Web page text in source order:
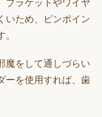
ブラケットやワイヤ
いため、ピンポイン
魔をして通しづらい
ーを使用すれば、歯